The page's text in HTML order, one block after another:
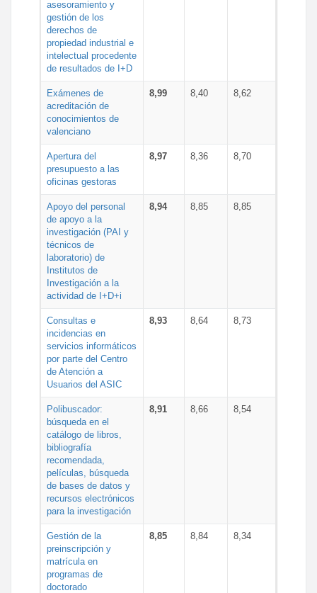
asesoramiento y
gestión de los
derechos de
propiedad industrial e
intelectual procedente
de resultados de I+D
Exámenes de
acreditación de
conocimientos de
valenciano
8,99 8,40 8,62
Apertura del
presupuesto a las
oficinas gestoras
8,97 8,36 8,70
Apoyo del personal
de apoyo a la
investigación (PAI y
técnicos de
laboratorio) de
Institutos de
Investigación a la
actividad de I+D+i
8,94 8,85 8,85
Consultas e
incidencias en
servicios informáticos
por parte del Centro
de Atención a
Usuarios del ASIC
8,93 8,64 8,73
Polibuscador:
búsqueda en el
catálogo de libros,
bibliografía
recomendada,
películas, búsqueda
de bases de datos y
recursos electrónicos
para la investigación
8,91 8,66 8,54
Gestión de la
preinscripción y
matrícula en
programas de
doctorado
8,85 8,84 8,34